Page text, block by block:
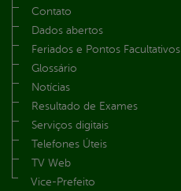
Contato
Dados abertos
Feriados e Pontos Facultativos
Glossário
Notícias
Resultado de Exames
Serviços digitais
Telefones Úteis
TV Web
Vice-Prefeito